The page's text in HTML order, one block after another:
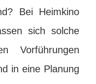
Bei Heimkino
sich solche
Vorführungen
in eine Planung